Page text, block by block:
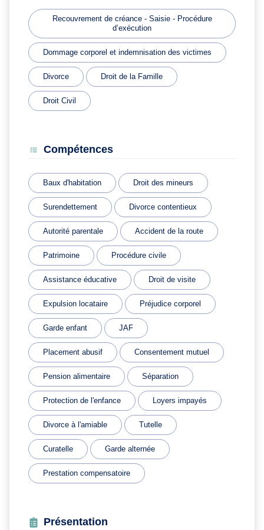
Recouvrement de créance - Saisie - Procédure
d’exécution
Dommage corporel et indemnisation des victimes
Divorce Droit de la Famille
Droit Civil
Compétences
Baux d'habitation Droit des mineurs
Surendettement Divorce contentieux
Autorité parentale Accident de la route
Patrimoine Procédure civile
Assistance éducative Droit de visite
Expulsion locataire Préjudice corporel
Garde enfant JAF
Placement abusif Consentement mutuel
Pension alimentaire Séparation
Protection de l'enfance Loyers impayés
Divorce à l'amiable Tutelle
Curatelle Garde alternée
Prestation compensatoire
Présentation